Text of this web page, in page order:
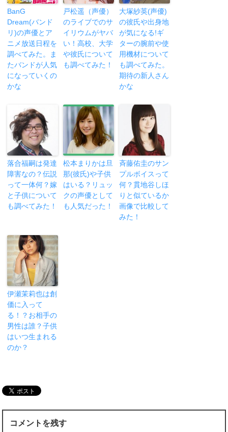
BanG
Dream(バンド
リ)の声優とア
ニメ放送日程を
調べてみた。ま
たバンドが人気
になっていくの
かな
戸松遥（声優）
のライブでのサ
イリウムがヤバ
い！高校、大学
や彼氏について
も調べてみた！
大塚紗英(声優)
の彼氏や出身地
が気になる!ギ
ターの腕前や使
用機材について
も調べてみた。
期待の新人さん
かな
落合福嗣は発達
障害なの？伝説
って一体何？嫁
と子供について
も調べてみた！
松本まりかは旦
那(彼氏)や子供
はいる？リュッ
クの声優として
も人気だった！
斉藤佑圭のサン
プルボイスって
何？貫地谷しほ
りと似ているか
画像で比較して
みた！
伊瀬茉莉也は創
価に入って
る！？お相手の
男性は誰？子供
はいつ生まれる
のか？
コメントを残す